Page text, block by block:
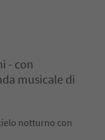
- con
musicale di
notturno con